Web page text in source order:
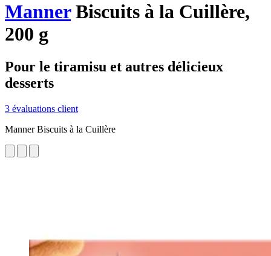
MannerBiscuits à la Cuillère,
200 g
Pour le tiramisu et autres délicieux
desserts
3 évaluations client
Manner Biscuits à la Cuillère